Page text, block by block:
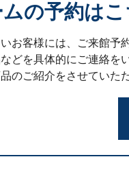
の予約はこ
お客様には、ご来館予
どを具体的にご連絡を
のご紹介をさせていた